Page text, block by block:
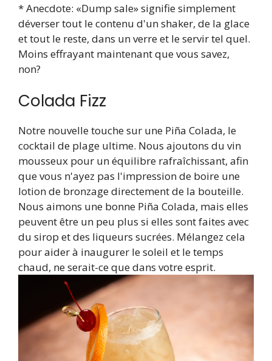
* Anecdote: «Dump sale» signifie simplement
déverser tout le contenu d'un shaker, de la glace
et tout le reste, dans un verre et le servir tel quel.
Moins effrayant maintenant que vous savez,
non?
Colada Fizz
Notre nouvelle touche sur une Piña Colada, le
cocktail de plage ultime. Nous ajoutons du vin
mousseux pour un équilibre rafraîchissant, afin
que vous n'ayez pas l'impression de boire une
lotion de bronzage directement de la bouteille.
Nous aimons une bonne Piña Colada, mais elles
peuvent être un peu plus si elles sont faites avec
du sirop et des liqueurs sucrées. Mélangez cela
pour aider à inaugurer le soleil et le temps
chaud, ne serait-ce que dans votre esprit.